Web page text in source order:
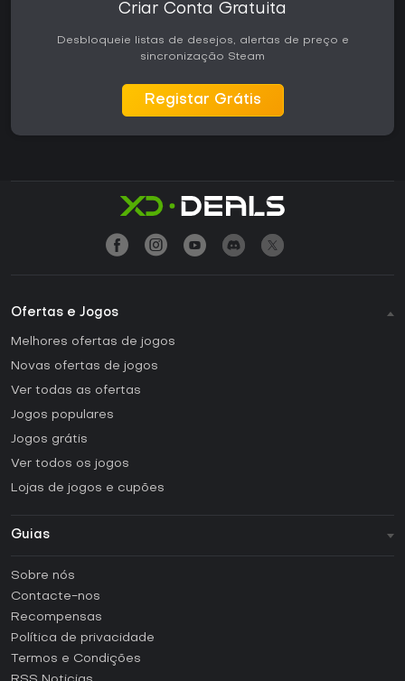
Criar Conta Gratuita
Desbloqueie listas de desejos, alertas de preço e
sincronização Steam
Registar Grátis
Ofertas e Jogos
Melhores ofertas de jogos
Novas ofertas de jogos
Ver todas as ofertas
Jogos populares
Jogos grátis
Ver todos os jogos
Lojas de jogos e cupões
Guias
Como ativar uma CD Key Steam?
Como ativar uma CD Key Epic Games?
Como ativar uma CD Key GOG?
Sobre nós
Contacte-nos
Recompensas
Política de privacidade
Termos e Condições